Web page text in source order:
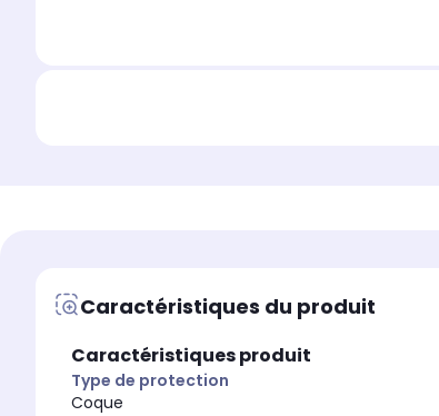
Caractéristiques du produit
Caractéristiques produit
Type de protection
Coque